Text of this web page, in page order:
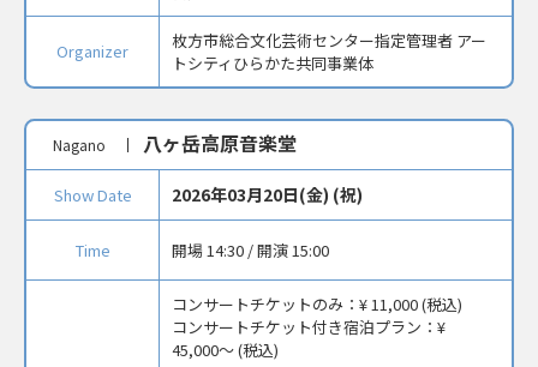
Organizer
枚方市総合文化芸術センター指定管理者 アー
トシティひらかた共同事業体
Nagano 八ヶ岳高原音楽堂
Show Date 2026年03月20日(金) (祝)
Time 開場 14:30 / 開演 15:00
コンサートチケットのみ： ¥ 11,000 (税込)
コンサートチケット付き宿泊プラン： ¥
45,000〜 (税込)